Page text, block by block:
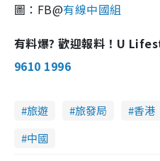
圖：FB@有線中國組
有料爆? 歡迎報料！U
9610 1996
旅遊 旅發局 香港
中國